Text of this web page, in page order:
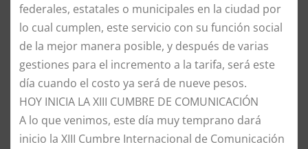
federales, estatales o municipales en la ciudad por
lo cual cumplen, este servicio con su función social
de la mejor manera posible, y después de varias
gestiones para el incremento a la tarifa, será este
día cuando el costo ya será de nueve pesos.
​HOY INICIA LA XIII CUMBRE DE COMUNICACIÓN
​A lo que venimos, este día muy temprano dará
inicio la XIII Cumbre Internacional de Comunicación